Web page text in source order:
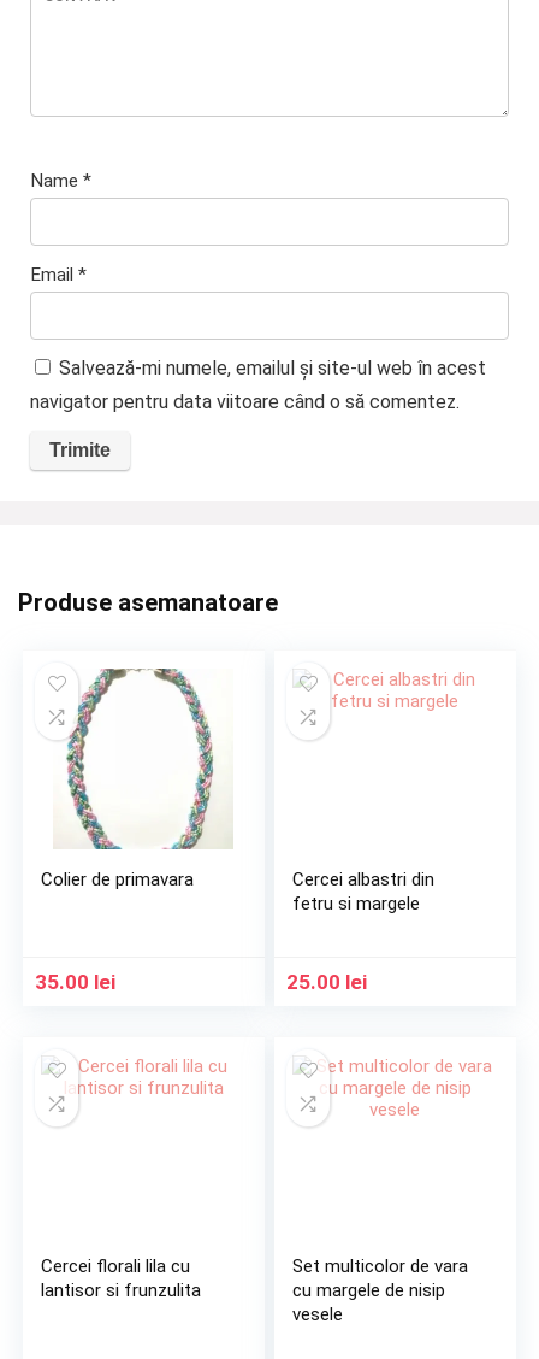
Name *
Email *
Salvează-mi numele, emailul și site-ul web în acest
navigator pentru data viitoare când o să comentez.
Produse asemanatoare
Colier de primavara
35.00 lei
Cercei albastri din
fetru si margele
25.00 lei
Cercei florali lila cu
lantisor si frunzulita
Set multicolor de vara
cu margele de nisip
vesele